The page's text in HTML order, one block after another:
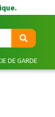
DE GARDE